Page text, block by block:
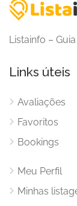
Listainfo –
Links úteis
Avaliações
Favoritos
Bookings
Meu Perfil
Minhas